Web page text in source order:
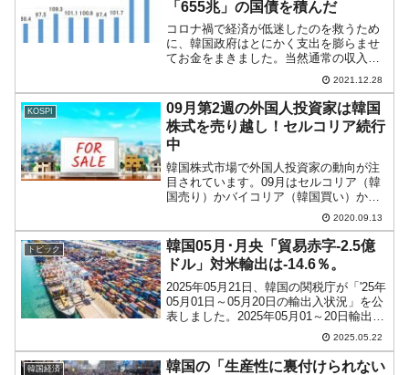
「655兆」の国債を積んだ
コロナ禍で経済が低迷したのを救うため
に、韓国政府はとにかく支出を膨らませ
てお金をまきました。当然通常の収入で
は支出をまかなえないため、赤字国債を
大量に発行してお金を調達しました。そ
れ事態は通常の施策だったわけですが、
では韓国の国債発行額はど...
2021.12.28
KOSPI
09月第2週の外国人投資家は韓国
株式を売り越し！セルコリア続行
中
韓国株式市場で外国人投資家の動向が注
目されています。09月はセルコリア（韓
国売り）かバイコリア（韓国買い）か気
になるところです。2020年09月第2週の
（09月07～11日）KOSPIの結果は以下の
ようになりました。売り越しですが、金
額は「...
2020.09.13
トピック
韓国05月･月央「貿易赤字-2.5億
ドル」対米輸出は-14.6％。
2025年05月21日、韓国の関税庁が「'25年
05月01日～05月20日の輸出入状況」を公
表しました。2025年05月01～20日輸出：
319億6,500万ドル（-2.4％）輸入：322億
1,800万ドル（-2.5％）貿易収支（輸出 -
...
2025.05.22
韓国経済
韓国の「生産性に裏付けられない